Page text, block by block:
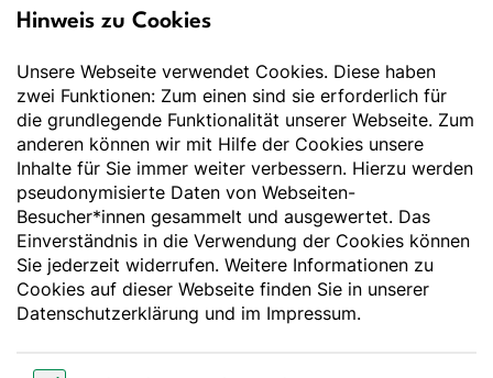
für Ernährung e.V.
Der Wissenschaft verpflichtet - Ihre Partnerin für
Essen und Trinken
Deutsche Gesellschaft für Ernährung e. V.
Godesberger Allee 136
53175 Bonn
Tel:+49 228 3776-600
Fax:+49 228 3776-800
webmaster@dge.de
Hinweis zu Cookies
Unsere Webseite verwendet Cookies. Diese haben
zwei Funktionen: Zum einen sind sie erforderlich für
die grundlegende Funktionalität unserer Webseite. Zum
anderen können wir mit Hilfe der Cookies unsere
Inhalte für Sie immer weiter verbessern. Hierzu werden
pseudonymisierte Daten von Webseiten-
Besucher*innen gesammelt und ausgewertet. Das
Einverständnis in die Verwendung der Cookies können
Sie jederzeit widerrufen. Weitere Informationen zu
Cookies auf dieser Webseite finden Sie in unserer
Datenschutzerklärung und im Impressum.